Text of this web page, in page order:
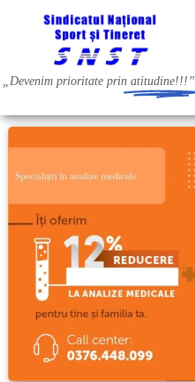
„Devenim prioritate prin atitudine!!!”